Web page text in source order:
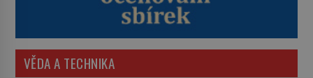
VĚDA A TECHNIKA